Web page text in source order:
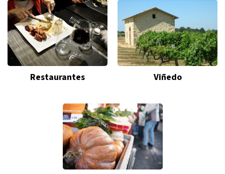
Restaurantes Viñedo